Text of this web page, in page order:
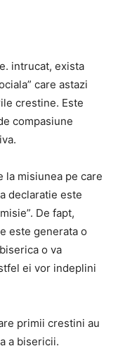
intrucat, exista
care astazi
crestine. Este
compasiune
la misiunea pe care
declaratie este
De fapt,
este generata o
o va
ei vor indeplini
primii crestini au
a bisericii.